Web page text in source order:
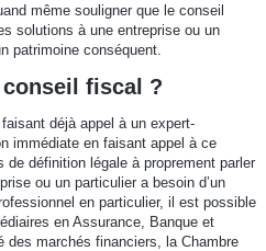
même souligner que le conseil
solutions à une entreprise ou un
patrimoine conséquent.
fiscal ?
déjà appel à un expert-
immédiate en faisant appel à ce
définition légale à proprement parler
ou un particulier a besoin d’un
en particulier, il est possible
en Assurance, Banque et
des marchés financiers, la Chambre